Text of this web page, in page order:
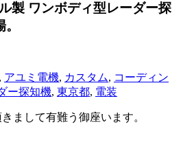
製 ワンボディ型レーダー探
, アユミ電機, カスタム, コーディン
ー探知機, 東京都, 電装
まして有難う御座います。